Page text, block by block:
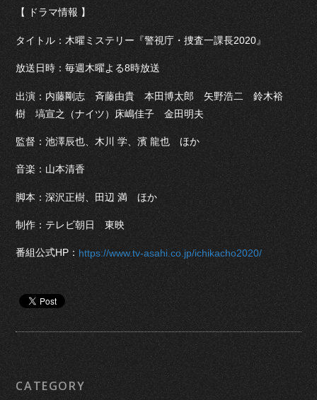
【 ドラマ情報 】
タイトル：木曜ミステリー『警視庁・捜査一課長2020』
放送日時：毎週木曜よる8時放送
出演：内藤剛志 斉藤由貴 本田博太郎 矢野浩二 鈴木裕
樹 塙宣之（ナイツ）床嶋佳子 金田明夫
監督：池澤辰也、木川 学、濱 龍也 ほか
音楽：山本清香
脚本：深沢正樹、田辺 満 ほか
制作：テレビ朝日 東映
番組公式HP： https://www.tv-asahi.co.jp/ichikacho2020/
CATEGORY